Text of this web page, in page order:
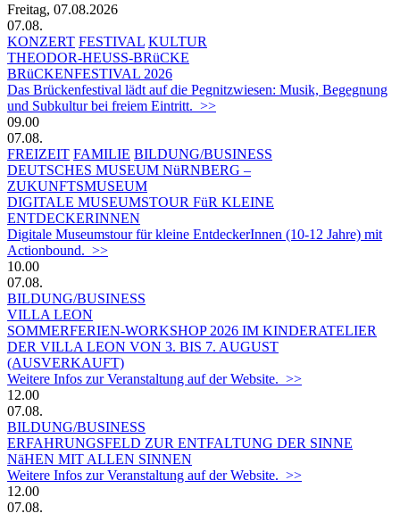
Freitag, 07.08.2026
07.08.
KONZERT FESTIVAL KULTUR
THEODOR-HEUSS-BRüCKE
BRüCKENFESTIVAL 2026
Das Brückenfestival lädt auf die Pegnitzwiesen: Musik, Begegnung
und Subkultur bei freiem Eintritt. >>
09.00
07.08.
FREIZEIT FAMILIE BILDUNG/BUSINESS
DEUTSCHES MUSEUM NüRNBERG –
ZUKUNFTSMUSEUM
DIGITALE MUSEUMSTOUR FüR KLEINE
ENTDECKERINNEN
Digitale Museumstour für kleine EntdeckerInnen (10-12 Jahre) mit
Actionbound. >>
10.00
07.08.
BILDUNG/BUSINESS
VILLA LEON
SOMMERFERIEN-WORKSHOP 2026 IM KINDERATELIER
DER VILLA LEON VON 3. BIS 7. AUGUST
(AUSVERKAUFT)
Weitere Infos zur Veranstaltung auf der Website. >>
12.00
07.08.
BILDUNG/BUSINESS
ERFAHRUNGSFELD ZUR ENTFALTUNG DER SINNE
NäHEN MIT ALLEN SINNEN
Weitere Infos zur Veranstaltung auf der Website. >>
12.00
07.08.